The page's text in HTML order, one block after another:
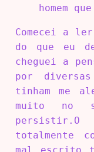
homem
Comecei a
do que eu
cheguei a
por
tinham me
muito no
totalmente